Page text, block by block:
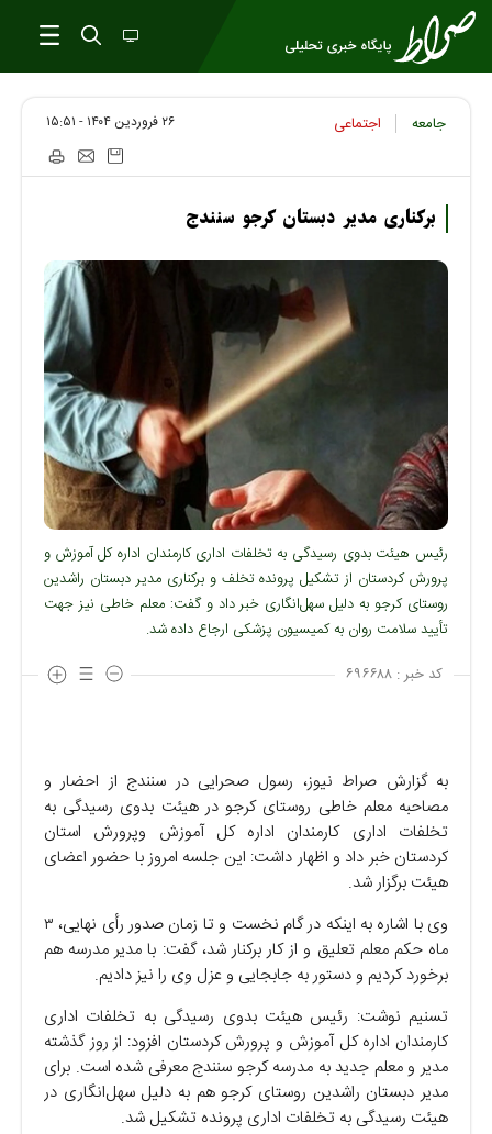
جامعه اجتماعی ۲۶ فروردين ۱۴۰۴ - ۱۵:۵۱
برکناری مدیر دبستان کرجو سنندج
رئیس هیئت بدوی رسیدگی به تخلفات اداری کارمندان اداره کل آموزش و
پرورش کردستان از تشکیل پرونده تخلف و برکناری مدیر دبستان راشدین
روستای کرجو به دلیل سهل‌انگاری خبر داد و گفت: معلم خاطی نیز جهت
تأیید سلامت روان به کمیسیون پزشکی ارجاع داده شد.
کد خبر : ۶۹۶۶۸۸
به گزارش صراط نیوز، رسول صحرایی در سنندج از احضار و
مصاحبه معلم خاطی روستای کرجو در هیئت بدوی رسیدگی به
تخلفات اداری کارمندان اداره کل آموزش وپرورش استان
کردستان خبر داد و اظهار داشت: این جلسه امروز با حضور اعضای
هیئت برگزار شد.
وی با اشاره به اینکه در گام نخست و تا زمان صدور رأی نهایی، ۳
ماه حکم معلم تعلیق و از کار برکنار شد، گفت: با مدیر مدرسه هم
برخورد کردیم و دستور به جابجایی و عزل وی را نیز دادیم.
تسنیم نوشت: رئیس هیئت بدوی رسیدگی به تخلفات اداری
کارمندان اداره کل آموزش و پرورش کردستان افزود: از روز گذشته
مدیر و معلم جدید به مدرسه کرجو سنندج معرفی شده است. برای
مدیر دبستان راشدین روستای کرجو هم به دلیل سهل‌انگاری در
هیئت رسیدگی به تخلفات اداری پرونده تشکیل شد.